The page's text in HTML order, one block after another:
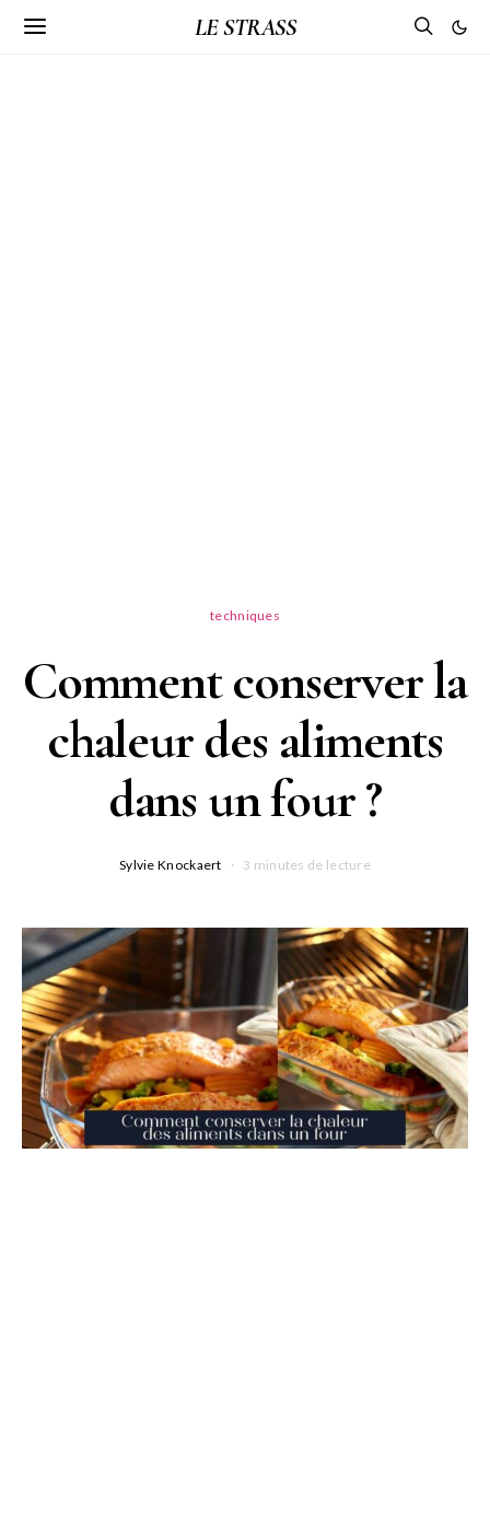
LE STRASS
techniques
Comment conserver la
chaleur des aliments
dans un four ?
Sylvie Knockaert 3 minutes de lecture